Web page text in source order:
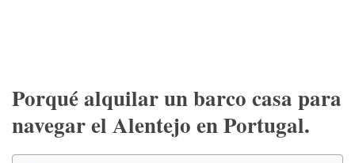
Porqué alquilar un barco casa para
navegar el Alentejo en Portugal.